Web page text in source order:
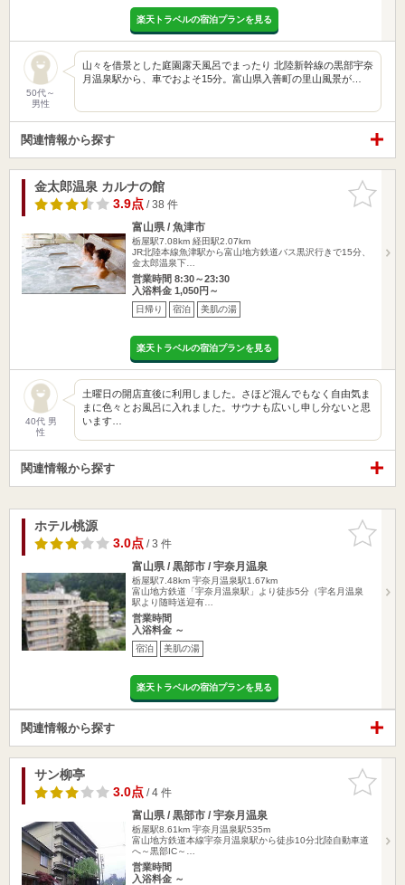
楽天トラベルの宿泊プランを見る
50代～
男性
山々を借景とした庭園露天風呂でまったり 北陸新幹線の黒部宇奈
月温泉駅から、車でおよそ15分。富山県入善町の里山風景が…
関連情報から探す
お気に入
りに追加
金太郎温泉 カルナの館
3.9点/ 38 件
富山県 / 魚津市
栃屋駅7.08km 経田駅2.07km
JR北陸本線魚津駅から富山地方鉄道バス黒沢行きで15分、
金太郎温泉下…
営業時間 8:30～23:30
入浴料金 1,050円～
日帰り 宿泊 美肌の湯
楽天トラベルの宿泊プランを見る
40代 男
性
土曜日の開店直後に利用しました。さほど混んでもなく自由気ま
まに色々とお風呂に入れました。サウナも広いし申し分ないと思
います…
関連情報から探す
お気に入
りに追加
ホテル桃源
3.0点/ 3 件
富山県 / 黒部市 / 宇奈月温泉
栃屋駅7.48km 宇奈月温泉駅1.67km
富山地方鉄道「宇奈月温泉駅」より徒歩5分（宇名月温泉
駅より随時送迎有…
営業時間
入浴料金 ～
宿泊 美肌の湯
楽天トラベルの宿泊プランを見る
関連情報から探す
お気に入
りに追加
サン柳亭
3.0点/ 4 件
富山県 / 黒部市 / 宇奈月温泉
栃屋駅8.61km 宇奈月温泉駅535m
富山地方鉄道本線宇奈月温泉駅から徒歩10分北陸自動車道
へ～黒部IC～…
営業時間
入浴料金 ～